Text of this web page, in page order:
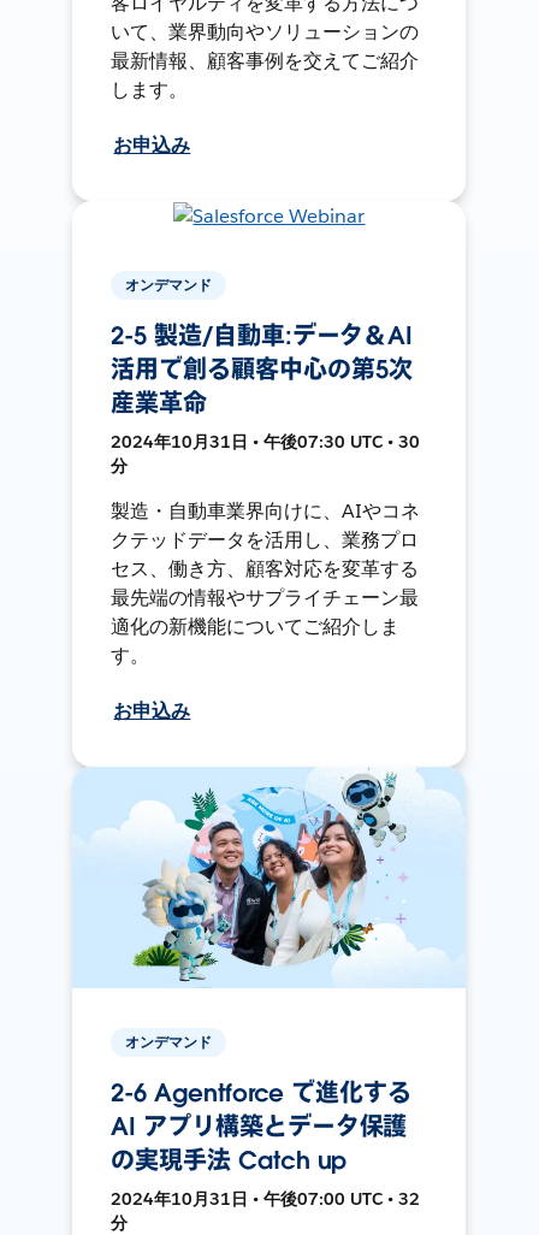
いて、業界動向やソリューションの
最新情報、顧客事例を交えてご紹介
します。
お申込み
オンデマンド
2-5 製造/自動車:データ＆AI
活用で創る顧客中心の第5次
産業革命
2024年10月31日 • 午後07:30 UTC • 30
分
製造・自動車業界向けに、AIやコネ
クテッドデータを活用し、業務プロ
セス、働き方、顧客対応を変革する
最先端の情報やサプライチェーン最
適化の新機能についてご紹介しま
す。
お申込み
オンデマンド
2-6 Agentforce で進化する
AI アプリ構築とデータ保護
の実現手法 Catch up
2024年10月31日 • 午後07:00 UTC • 32
分